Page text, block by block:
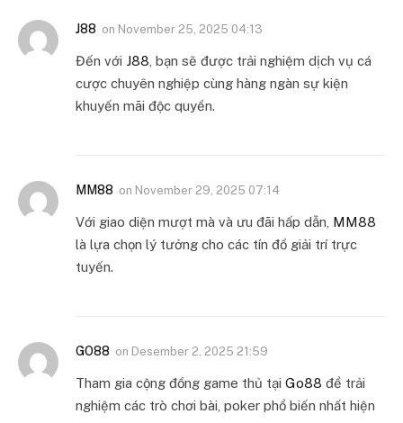
J88 on November 25, 2025 04:13
Đến với J88, bạn sẽ được trải nghiệm dịch vụ cá
cược chuyên nghiệp cùng hàng ngàn sự kiện
khuyến mãi độc quyền.
MM88 on November 29, 2025 07:14
Với giao diện mượt mà và ưu đãi hấp dẫn, MM88
là lựa chọn lý tưởng cho các tín đồ giải trí trực
tuyến.
GO88 on Desember 2, 2025 21:59
Tham gia cộng đồng game thủ tại Go88 để trải
nghiệm các trò chơi bài, poker phổ biến nhất hiện